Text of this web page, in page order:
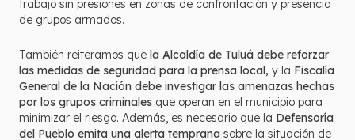
trabajo sin presiones en zonas de confrontación y presencia
de grupos armados.
También reiteramos que la Alcaldía de Tuluá debe reforzar
las medidas de seguridad para la prensa local, y la Fiscalía
General de la Nación debe investigar las amenazas hechas
por los grupos criminales que operan en el municipio para
minimizar el riesgo. Además, es necesario que la Defensoría
del Pueblo emita una alerta temprana sobre la situación de